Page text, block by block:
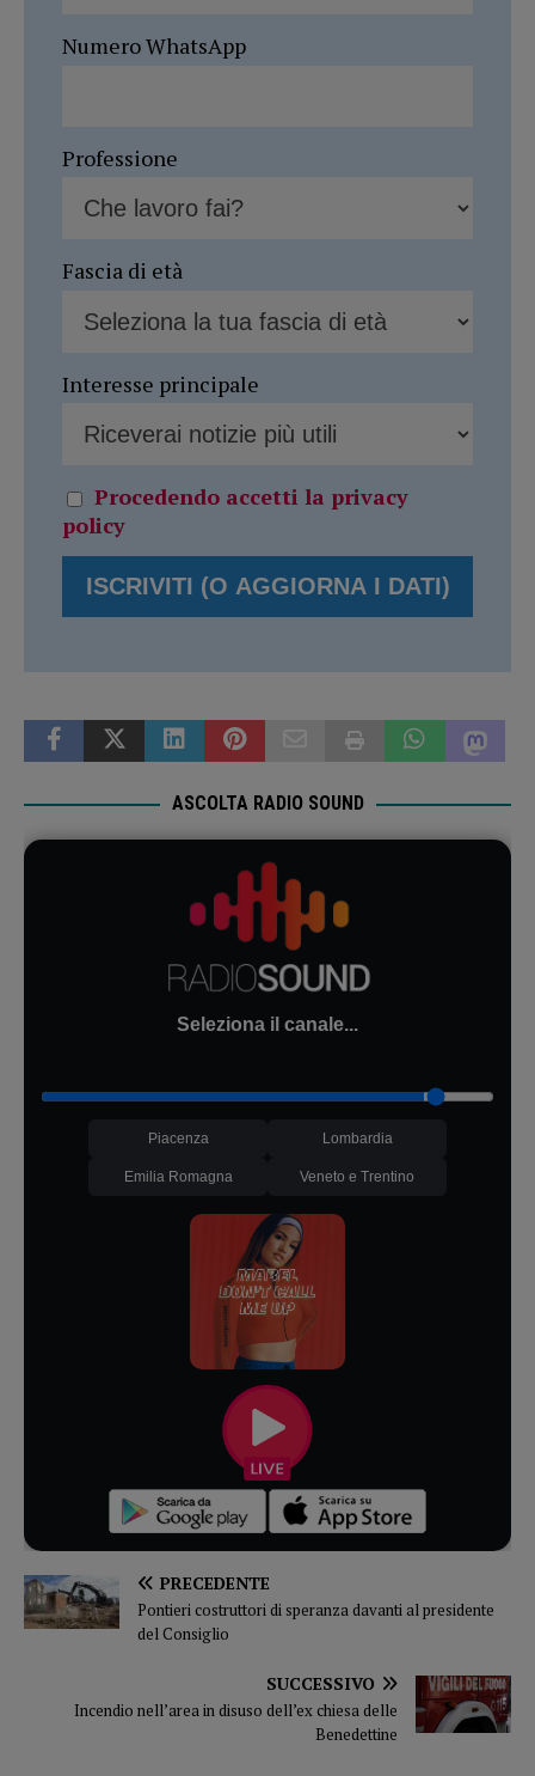
Numero WhatsApp
Professione
Fascia di età
Interesse principale
Procedendo accetti la privacy
policy
ASCOLTA RADIO SOUND
Seleziona il canale...
Piacenza Lombardia
Emilia Romagna Veneto e Trentino
PRECEDENTE
Pontieri costruttori di speranza davanti al presidente
del Consiglio
SUCCESSIVO
Incendio nell’area in disuso dell’ex chiesa delle
Benedettine